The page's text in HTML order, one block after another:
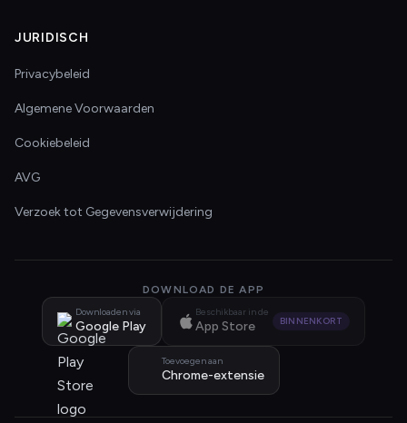
JURIDISCH
Privacybeleid
Algemene Voorwaarden
Cookiebeleid
AVG
Verzoek tot Gegevensverwijdering
DOWNLOAD DE APP
Downloaden via
Google Play
Beschikbaar in de
App Store BINNENKORT
Toevoegen aan
Chrome-extensie